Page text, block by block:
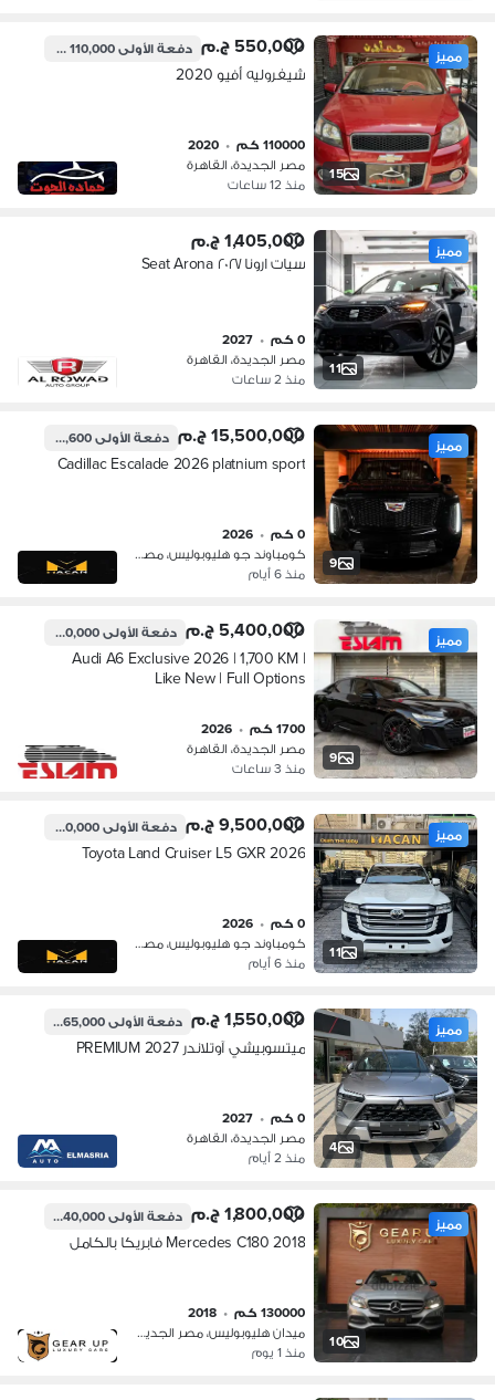
15
مميز 550,000 ج.م دفعة الأولى110,000 ج.م
شيفروليه أفيو 2020
110000 كم •
2020
مصر الجديدة، القاهرة
منذ 12 ساعات
11
مميز 1,405,000 ج.م
سيات ارونا ٢٠٢٧ Seat Arona
0 كم •
2027
مصر الجديدة، القاهرة
منذ 2 ساعات
9
مميز 15,500,000 ج.م دفعة الأولى4,575,600 ج.م
Cadillac Escalade 2026 platnium sport
0 كم •
2026
كومباوند جو هليوبوليس، مصر الجديدة
منذ 6 أيام
9
مميز 5,400,000 ج.م دفعة الأولى540,000 ج.م
Audi A6 Exclusive 2026 | 1,700 KM |
Like New | Full Options
1700 كم •
2026
مصر الجديدة، القاهرة
منذ 3 ساعات
11
مميز 9,500,000 ج.م دفعة الأولى2,850,000 ج.م
Toyota Land Cruiser L5 GXR 2026
0 كم •
2026
كومباوند جو هليوبوليس، مصر الجديدة
منذ 6 أيام
4
مميز 1,550,000 ج.م دفعة الأولى465,000 ج.م
ميتسوبيشي آوتلاندر 2027 PREMIUM
0 كم •
2027
مصر الجديدة، القاهرة
منذ 2 أيام
10
مميز 1,800,000 ج.م دفعة الأولى540,000 ج.م
Mercedes C180 2018 فابريكا بالكامل
130000 كم •
2018
ميدان هليوبوليس، مصر الجديدة
منذ 1 يوم